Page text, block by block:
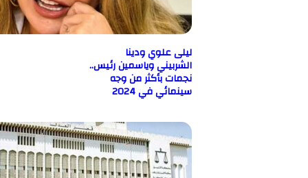
ليلى علوي ودينا
الشربيني وياسمين رئيس..
نجمات بأكثر من وجه
سينمائي في 2024